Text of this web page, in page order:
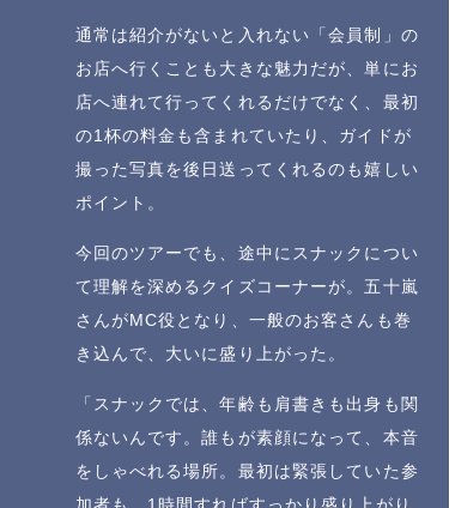
通常は紹介がないと入れない「会員制」の
お店へ行くことも大きな魅力だが、単にお
店へ連れて行ってくれるだけでなく、最初
の1杯の料金も含まれていたり、ガイドが
撮った写真を後日送ってくれるのも嬉しい
ポイント。
今回のツアーでも、途中にスナックについ
て理解を深めるクイズコーナーが。五十嵐
さんがMC役となり、一般のお客さんも巻
き込んで、大いに盛り上がった。
「スナックでは、年齢も肩書きも出身も関
係ないんです。誰もが素顔になって、本音
をしゃべれる場所。最初は緊張していた参
加者も、1時間すればすっかり盛り上がり